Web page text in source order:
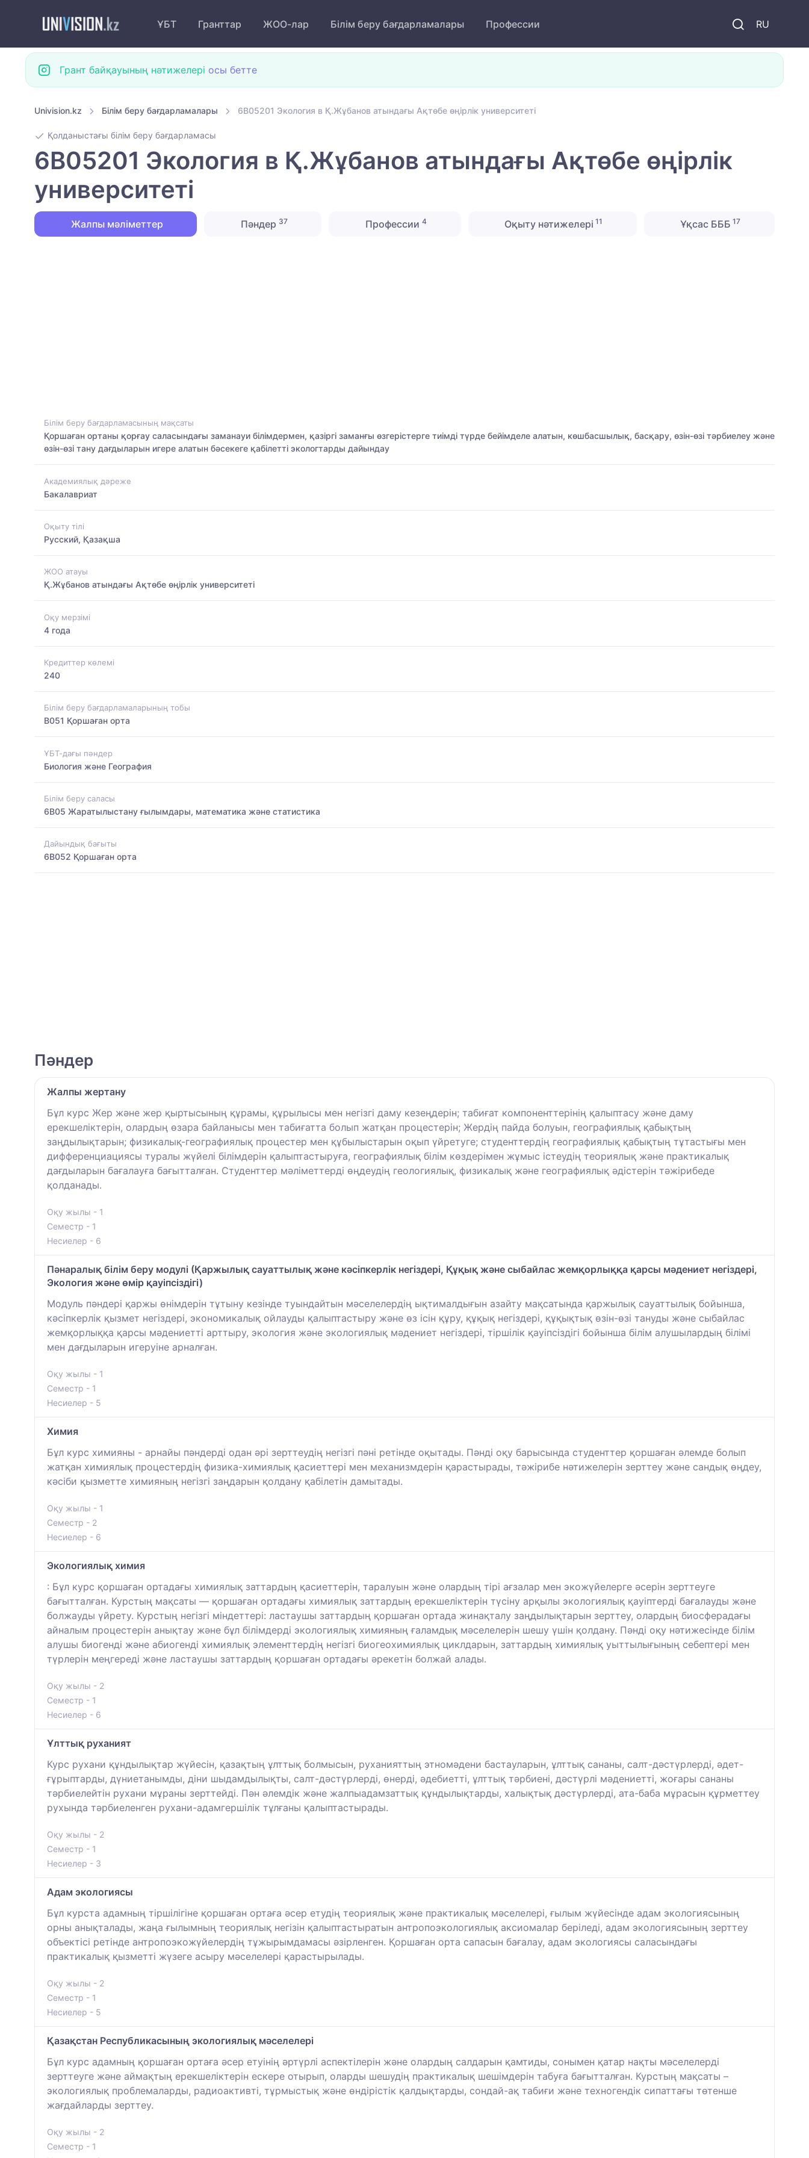
RU
ҰБТ Гранттар ЖОО-лар Білім беру бағдарламалары Профессии
Грант байқауының нәтижелері осы бетте
Univision.kz Білім беру бағдарламалары 6B05201 Экология в Қ.Жұбанов атындағы Ақтөбе өңірлік университеті
Қолданыстағы білім беру бағдарламасы
6B05201 Экология в Қ.Жұбанов атындағы Ақтөбе өңірлік
университеті
Жалпы мәліметтер Пәндер 37 Профессии 4 Оқыту нәтижелері 11 Ұқсас БББ 17
Білім беру бағдарламасының мақсаты
Қоршаған ортаны қорғау саласындағы заманауи білімдермен, қазіргі заманғы өзгерістерге тиімді түрде бейімделе алатын, көшбасшылық, басқару, өзін-өзі тәрбиелеу және
өзін-өзі тану дағдыларын игере алатын бәсекеге қабілетті экологтарды дайындау
Академиялық дәреже
Бакалавриат
Оқыту тілі
Русский, Қазақша
ЖОО атауы
Қ.Жұбанов атындағы Ақтөбе өңірлік университеті
Оқу мерзімі
4 года
Кредиттер көлемі
240
Білім беру бағдарламаларының тобы
B051 Қоршаған орта
ҰБТ-дағы пәндер
Биология және География
Білім беру саласы
6B05 Жаратылыстану ғылымдары, математика және статистика
Дайындық бағыты
6B052 Қоршаған орта
Пәндер
Жалпы жертану
Бұл курс Жер және жер қыртысының құрамы, құрылысы мен негізгі даму кезеңдерін; табиғат компоненттерінің қалыптасу және даму
ерекшеліктерін, олардың өзара байланысы мен табиғатта болып жатқан процестерін; Жердің пайда болуын, географиялық қабықтың
заңдылықтарын; физикалық-географиялық процестер мен құбылыстарын оқып үйретуге; студенттердің географиялық қабықтың тұтастығы мен
дифференциациясы туралы жүйелі білімдерін қалыптастыруға, географиялық білім көздерімен жұмыс істеудің теориялық және практикалық
дағдыларын бағалауға бағытталған. Студенттер мәліметтерді өңдеудің геологиялық, физикалық және географиялық әдістерін тәжірибеде
қолданады.
Оқу жылы - 1
Семестр - 1
Несиелер - 6
Пәнаралық білім беру модулі (Қаржылық сауаттылық және кәсіпкерлік негіздері, Құқық және сыбайлас жемқорлыққа қарсы мәдениет негіздері,
Экология және өмір қауіпсіздігі)
Модуль пәндері қаржы өнімдерін тұтыну кезінде туындайтын мәселелердің ықтималдығын азайту мақсатында қаржылық сауаттылық бойынша,
кәсіпкерлік қызмет негіздері, экономикалық ойлауды қалыптастыру және өз ісін құру, құқық негіздері, құқықтық өзін-өзі тануды және сыбайлас
жемқорлыққа қарсы мәдениетті арттыру, экология және экологиялық мәдениет негіздері, тіршілік қауіпсіздігі бойынша білім алушылардың білімі
мен дағдыларын игеруіне арналған.
Оқу жылы - 1
Семестр - 1
Несиелер - 5
Химия
Бұл курс химияны - арнайы пәндерді одан әрі зерттеудің негізгі пәні ретінде оқытады. Пәнді оқу барысында студенттер қоршаған әлемде болып
жатқан химиялық процестердің физика-химиялық қасиеттері мен механизмдерін қарастырады, тәжірибе нәтижелерін зерттеу және сандық өңдеу,
кәсіби қызметте химияның негізгі заңдарын қолдану қабілетін дамытады.
Оқу жылы - 1
Семестр - 2
Несиелер - 6
Экологиялық химия
: Бұл курс қоршаған ортадағы химиялық заттардың қасиеттерін, таралуын және олардың тірі ағзалар мен экожүйелерге әсерін зерттеуге
бағытталған. Курстың мақсаты — қоршаған ортадағы химиялық заттардың ерекшеліктерін түсіну арқылы экологиялық қауіптерді бағалауды және
болжауды үйрету. Курстың негізгі міндеттері: ластаушы заттардың қоршаған ортада жинақталу заңдылықтарын зерттеу, олардың биосферадағы
айналым процестерін анықтау және бұл білімдерді экологиялық химияның ғаламдық мәселелерін шешу үшін қолдану. Пәнді оқу нәтижесінде білім
алушы биогенді және абиогенді химиялық элементтердің негізгі биогеохимиялық циклдарын, заттардың химиялық уыттылығының себептері мен
түрлерін меңгереді және ластаушы заттардың қоршаған ортадағы әрекетін болжай алады.
Оқу жылы - 2
Семестр - 1
Несиелер - 6
Ұлттық руханият
Курс рухани құндылықтар жүйесін, қазақтың ұлттық болмысын, руханияттың этномәдени бастауларын, ұлттық сананы, салт-дәстүрлерді, әдет-
ғұрыптарды, дүниетанымды, діни шыдамдылықты, салт-дәстүрлерді, өнерді, әдебиетті, ұлттық тәрбиені, дәстүрлі мәдениетті, жоғары сананы
тәрбиелейтін рухани мұраны зерттейді. Пән әлемдік және жалпыадамзаттық құндылықтарды, халықтық дәстүрлерді, ата-баба мұрасын құрметтеу
рухында тәрбиеленген рухани-адамгершілік тұлғаны қалыптастырады.
Оқу жылы - 2
Семестр - 1
Несиелер - 3
Адам экологиясы
Бұл курста адамның тіршілігіне қоршаған ортаға әсер етудің теориялық және практикалық мәселелері, ғылым жүйесінде адам экологиясының
орны анықталады, жаңа ғылымның теориялық негізін қалыптастыратын антропоэкологиялық аксиомалар беріледі, адам экологиясының зерттеу
объектісі ретінде антропоэкожүйелердің тұжырымдамасы әзірленген. Қоршаған орта сапасын бағалау, адам экологиясы саласындағы
практикалық қызметті жүзеге асыру мәселелері қарастырылады.
Оқу жылы - 2
Семестр - 1
Несиелер - 5
Қазақстан Республикасының экологиялық мәселелері
Бұл курс адамның қоршаған ортаға әсер етуінің әртүрлі аспектілерін және олардың салдарын қамтиды, сонымен қатар нақты мәселелерді
зерттеуге және аймақтың ерекшеліктерін ескере отырып, оларды шешудің практикалық шешімдерін табуға бағытталған. Курстың мақсаты –
экологиялық проблемаларды, радиоактивті, тұрмыстық және өндірістік қалдықтарды, сондай-ақ табиғи және техногендік сипаттағы төтенше
жағдайларды зерттеу.
Оқу жылы - 2
Семестр - 1